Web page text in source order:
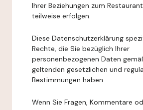
Ihrer Beziehungen zum
teilweise erfolgen.
Diese Datenschutzerklärung
Rechte, die Sie bezüglich Ihrer
personenbezogenen Daten
geltenden gesetzlichen und
Bestimmungen haben.
Wenn Sie Fragen, Kommentare